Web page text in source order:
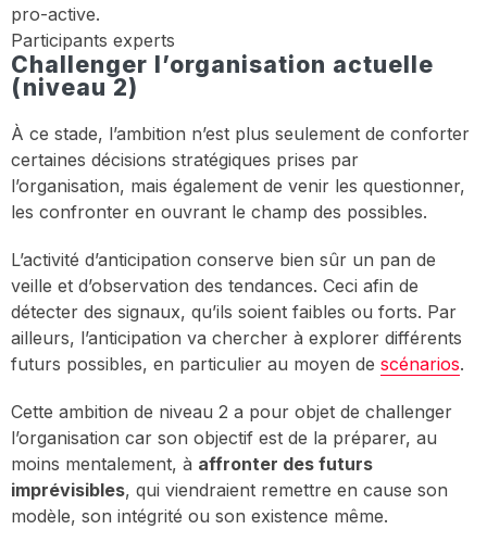
pro-active.
Participants experts
Challenger l’organisation actuelle
(niveau 2)
À ce stade, l’ambition n’est plus seulement de conforter
certaines décisions stratégiques prises par
l’organisation, mais également de venir les questionner,
les confronter en ouvrant le champ des possibles.
L’activité d’anticipation conserve bien sûr un pan de
veille et d’observation des tendances. Ceci afin de
détecter des signaux, qu’ils soient faibles ou forts. Par
ailleurs, l’anticipation va chercher à explorer différents
futurs possibles, en particulier au moyen de scénarios.
Cette ambition de niveau 2 a pour objet de challenger
l’organisation car son objectif est de la préparer, au
moins mentalement, à affronter des futurs
imprévisibles, qui viendraient remettre en cause son
modèle, son intégrité ou son existence même.